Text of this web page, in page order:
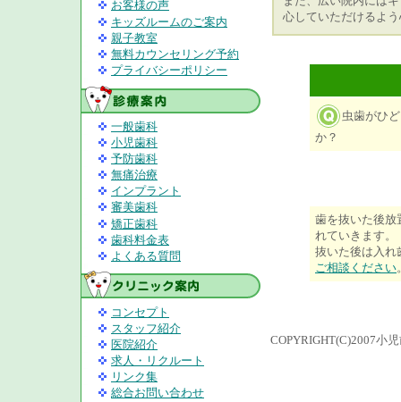
お客様の声
キッズルームのご案内
親子教室
無料カウンセリング予約
プライバシーポリシー
一般歯科
小児歯科
予防歯科
無痛治療
インプラント
審美歯科
矯正歯科
歯科料金表
よくある質問
コンセプト
スタッフ紹介
医院紹介
求人・リクルート
リンク集
総合お問い合わせ
心していただけるよ
虫歯がひ
か？
歯を抜いた後放
れていきます。
抜いた後は入れ
ご相談ください
COPYRIGHT(C)2007小